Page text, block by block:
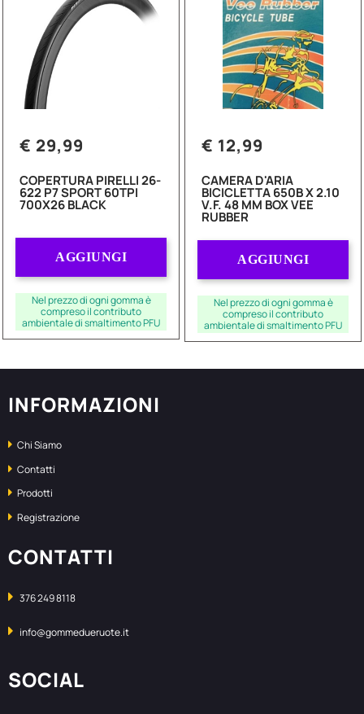
€ 29,99
COPERTURA PIRELLI 26-
622 P7 SPORT 60TPI
700X26 BLACK
AGGIUNGI
Nel prezzo di ogni gomma è
compreso il contributo
ambientale di smaltimento PFU
€ 12,99
CAMERA D'ARIA
BICICLETTA 650B X 2.10
V.F. 48 MM BOX VEE
RUBBER
AGGIUNGI
Nel prezzo di ogni gomma è
compreso il contributo
ambientale di smaltimento PFU
INFORMAZIONI
Chi Siamo
Contatti
Prodotti
Registrazione
CONTATTI
376 249 8118
info@gommedueruote.it
SOCIAL